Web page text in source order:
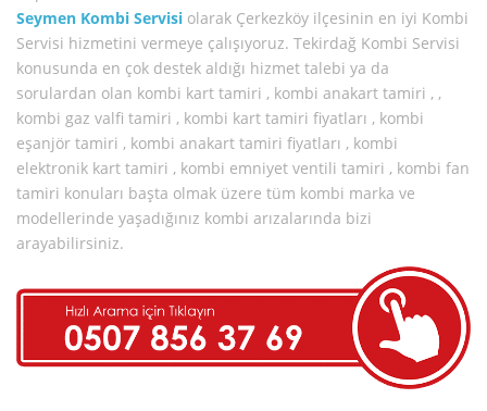
Seymen Kombi Servisi olarak Çerkezköy ilçesinin en iyi Kombi
Servisi hizmetini vermeye çalışıyoruz. Tekirdağ Kombi Servisi
konusunda en çok destek aldığı hizmet talebi ya da
sorulardan olan kombi kart tamiri , kombi anakart tamiri , ,
kombi gaz valfi tamiri , kombi kart tamiri fiyatları , kombi
eşanjör tamiri , kombi anakart tamiri fiyatları , kombi
elektronik kart tamiri , kombi emniyet ventili tamiri , kombi fan
tamiri konuları başta olmak üzere tüm kombi marka ve
modellerinde yaşadığınız kombi arızalarında bizi
arayabilirsiniz.